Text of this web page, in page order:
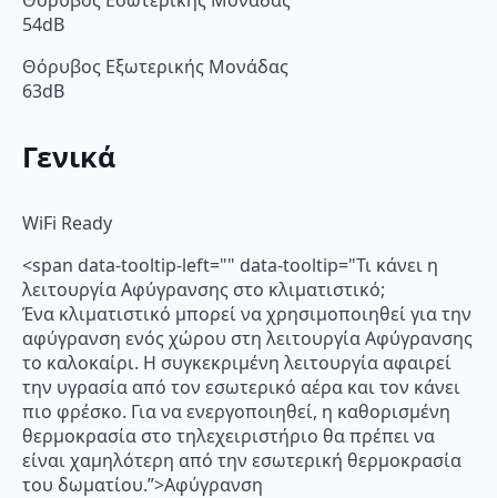
54dB
Θόρυβος Εξωτερικής Μονάδας
63dB
Γενικά
WiFi Ready
<span data-tooltip-left="" data-tooltip="Τι κάνει η
λειτουργία Αφύγρανσης στο κλιματιστικό;
Ένα κλιματιστικό μπορεί να χρησιμοποιηθεί για την
αφύγρανση ενός χώρου στη λειτουργία Αφύγρανσης
το καλοκαίρι. Η συγκεκριμένη λειτουργία αφαιρεί
την υγρασία από τον εσωτερικό αέρα και τον κάνει
πιο φρέσκο. Για να ενεργοποιηθεί, η καθορισμένη
θερμοκρασία στο τηλεχειριστήριο θα πρέπει να
είναι χαμηλότερη από την εσωτερική θερμοκρασία
του δωματίου.”>Αφύγρανση